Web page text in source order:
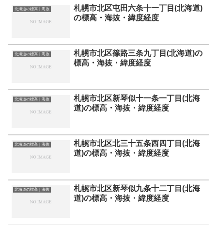
北海道の標高｜海抜
札幌市北区屯田六条十一丁目(北海道)
の標高・海抜・緯度経度
北海道の標高｜海抜
札幌市北区篠路三条九丁目(北海道)の
標高・海抜・緯度経度
北海道の標高｜海抜
札幌市北区新琴似十一条一丁目(北海
道)の標高・海抜・緯度経度
北海道の標高｜海抜
札幌市北区北三十五条西四丁目(北海
道)の標高・海抜・緯度経度
北海道の標高｜海抜
札幌市北区新琴似九条十二丁目(北海
道)の標高・海抜・緯度経度